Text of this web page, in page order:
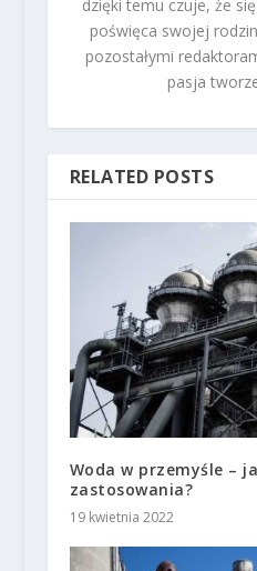
dzięki temu czuje, że
poświęca swojej
pozostałymi
pasja
RELATED POSTS
Woda w przemyśle –
zastosowania?
19 kwietnia 2022